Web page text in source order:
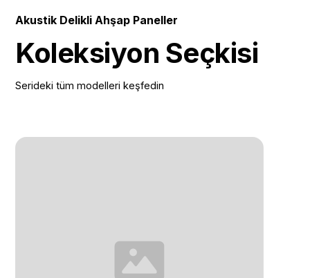
Akustik Delikli Ahşap Paneller
Koleksiyon Seçkisi
Serideki tüm modelleri keşfedin